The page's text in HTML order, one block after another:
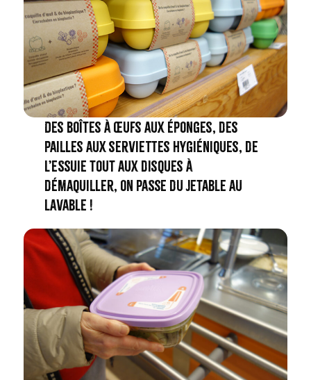
Des boîtes à œufs aux éponges, des
pailles aux serviettes hygiéniques, de
l’essuie tout aux disques à
démaquiller, on passe du jetable au
lavable !